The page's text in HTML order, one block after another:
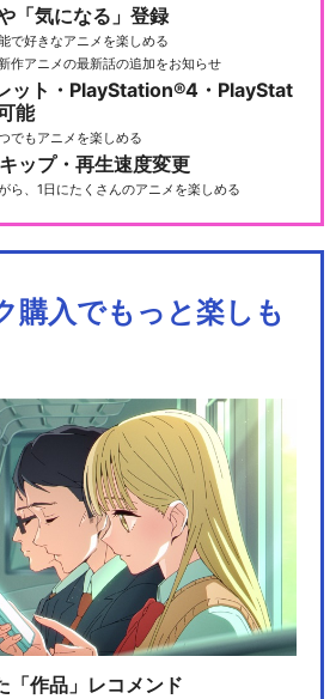
「気になる」登録
で好きなアニメを楽しめる
作アニメの最新話の追加をお知らせ
ット・PlayStation®4・PlayStat
能
でもアニメを楽しめる
ップ・再生速度変更
ら、1日にたくさんのアニメを楽しめる
購入でもっと楽しも
「作品」レコメンド